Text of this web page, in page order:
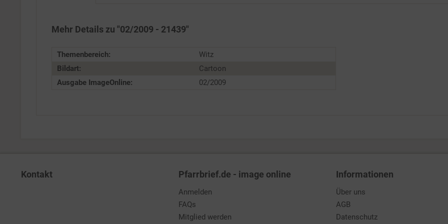
Mehr Details zu "02/2009 - 21439"
Themenbereich:
Witz
Bildart:
Cartoon
Ausgabe ImageOnline:
02/2009
Kontakt Pfarrbrief.de - image online
Anmelden
FAQs
Mitglied werden
Informationen
Über uns
AGB
Datenschutz
Service